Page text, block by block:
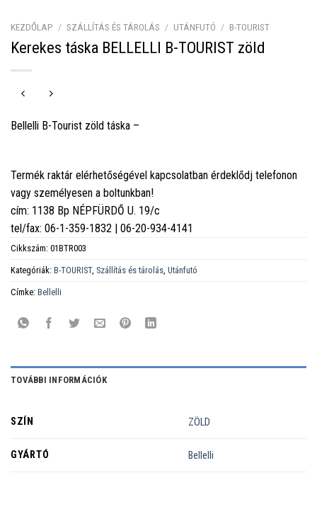
KEZDŐLAP / SZÁLLÍTÁS ÉS TÁROLÁS / UTÁNFUTÓ / B-TOURIST
Kerekes táska BELLELLI B-TOURIST zöld
Bellelli B-Tourist zöld táska –
Termék raktár elérhetőségével kapcsolatban érdeklődj telefonon
vagy személyesen a boltunkban!
cím: 1138 Bp NÉPFÜRDŐ U. 19/c
tel/fax: 06-1-359-1832 | 06-20-934-4141
Cikkszám: 01BTR003
Kategóriák: B-TOURIST, Szállítás és tárolás, Utánfutó
Címke: Bellelli
TOVÁBBI INFORMÁCIÓK
SZÍN ZÖLD
GYÁRTÓ Bellelli